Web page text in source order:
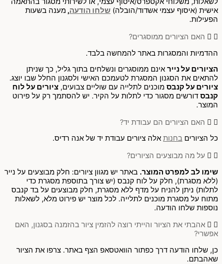
אישית (איסוף עצמי אשדוד/הובלה) שלחו הודעה, מענה בשעות
הפעילות.
האם הציורים ממוסגרים?
ההדמיות והמסגרות באתר להמחשה בלבד.
הציורים על נייר אינם ממוסגרים ונשלחים בתוך גליל, כך שניתן
להתאים את הסגנון המסגרת לטעמכם האישי ולסגנון החלל שבו יוצג.
ציורים על קנבס מוכנים לתלייה עם שוליים צבועים, ציורים על לוח
קנבס דורשים מסגור כדי לתלות על הקיר. יש להסתמך רק על פירוט
המוצר.
האם הציורים הם עבודת יד?
כל הציורים בחנות אלה ציורים עבודת יד של אנה רדיס.
על מה מבוצעים הציורים?
שימו לב למפרט המוצר. באתר יש מגוון ציורים: חלק מבוצעים על נייר
(ללא מסגרת), חלק על לוח קנבס (יש צורך בתוספת מסגרת כדי
לתלות) ניתן להניח על מדף ללא מסגרת, חלק מבוצעים על בד קנבס
מתוח על מסגרת מוכנים לתלייה. לכל מוצר יש פירוט מלא, לשאלות
נוספות שלחו הודעה.
אהבתי את הציור והייתי רוצה להזמין ציור בהזמנה בסגנון, האם
אפשרי?
כן, שלחו הודעה דרך כפתור הוואטסאפ הצף באתר. צרפו את הציור
שאהבתם.